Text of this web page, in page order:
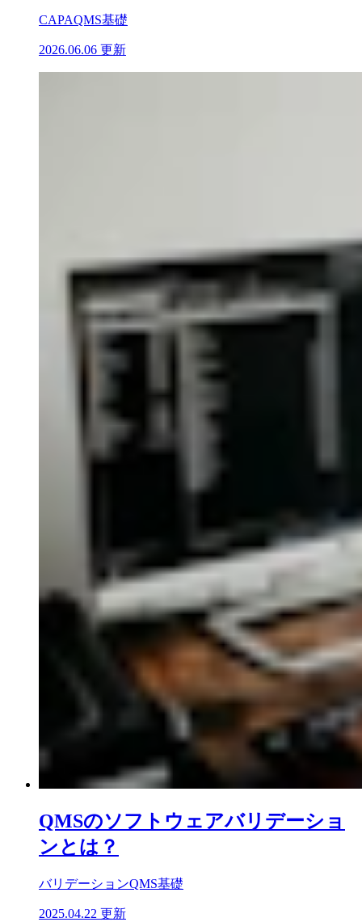
CAPAQMS基礎
2026.06.06 更新
QMSのソフトウェアバリデーショ
ンとは？
バリデーションQMS基礎
2025.04.22 更新